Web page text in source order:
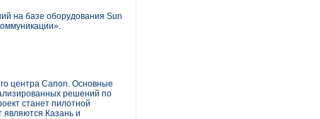
на базе оборудования Sun
центра Canon. Основные
решений по
станет пилотной
являются Казань и